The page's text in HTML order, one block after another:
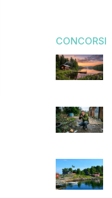
CONCORSI